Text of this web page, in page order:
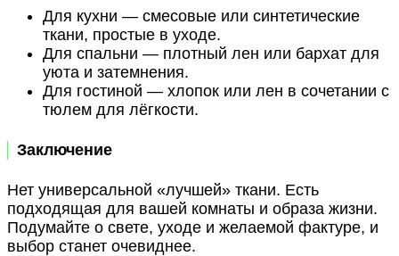
Для кухни — смесовые или синтетические
ткани, простые в уходе.
Для спальни — плотный лен или бархат для
уюта и затемнения.
Для гостиной — хлопок или лен в сочетании с
тюлем для лёгкости.
Заключение
Нет универсальной «лучшей» ткани. Есть
подходящая для вашей комнаты и образа жизни.
Подумайте о свете, уходе и желаемой фактуре, и
выбор станет очевиднее.